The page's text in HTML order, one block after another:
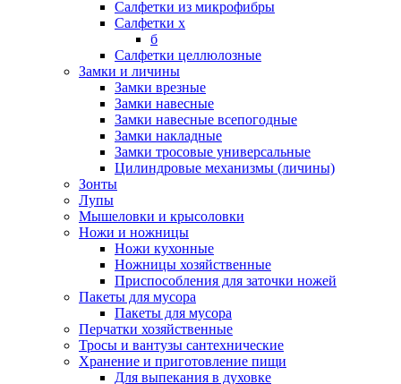
Салфетки из микрофибры
Салфетки х
б
Салфетки целлюлозные
Замки и личины
Замки врезные
Замки навесные
Замки навесные всепогодные
Замки накладные
Замки тросовые универсальные
Цилиндровые механизмы (личины)
Зонты
Лупы
Мышеловки и крысоловки
Ножи и ножницы
Ножи кухонные
Ножницы хозяйственные
Приспособления для заточки ножей
Пакеты для мусора
Пакеты для мусора
Перчатки хозяйственные
Тросы и вантузы сантехнические
Хранение и приготовление пищи
Для выпекания в духовке